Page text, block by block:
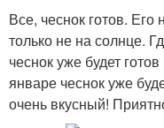
Все, чеснок готов.
только не на солнце.
чеснок уже будет
январе чеснок уже
очень вкусный!